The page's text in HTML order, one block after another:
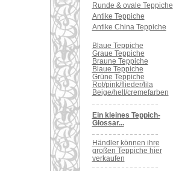
Runde & ovale Teppiche
Antike Teppiche
Antike China Teppiche
Blaue Teppiche
Graue Teppiche
Braune Teppiche
Blaue Teppiche
Grüne Teppiche
Rot/pink/flieder/lila
Beige/hell/cremefarben
Ein kleines Teppich-
Glossar...
Händler können ihre
großen Teppiche hier
verkaufen